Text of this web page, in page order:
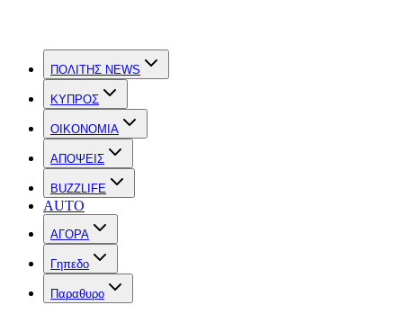
ΠΟΛΙΤΗΣ NEWS
ΚΥΠΡΟΣ
OIKONOMIA
ΑΠΟΨΕΙΣ
BUZZLIFE
AUTO
ΑΓΟΡΑ
Γηπεδο
Παραθυρο